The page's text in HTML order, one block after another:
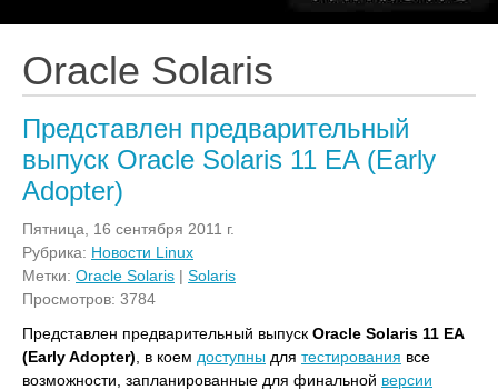
Oracle Solaris
Представлен предварительный
выпуск Oracle Solaris 11 EA (Early
Adopter)
Пятница, 16 сентября 2011 г.
Рубрика: Новости Linux
Метки: Oracle Solaris | Solaris
Просмотров: 3784
Представлен предварительный выпуск Oracle Solaris 11 EA
(Early Adopter) , в коем доступны для тестирования все
возможности, запланированные для финальной версии